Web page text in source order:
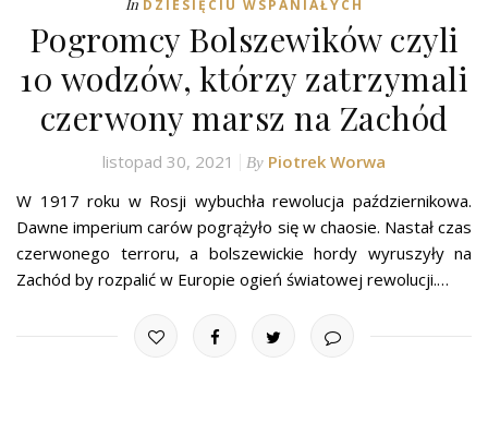
In DZIESIĘCIU WSPANIAŁYCH
Pogromcy Bolszewików czyli
10 wodzów, którzy zatrzymali
czerwony marsz na Zachód
listopad 30, 2021 By Piotrek Worwa
W 1917 roku w Rosji wybuchła rewolucja październikowa.
Dawne imperium carów pogrążyło się w chaosie. Nastał czas
czerwonego terroru, a bolszewickie hordy wyruszyły na
Zachód by rozpalić w Europie ogień światowej rewolucji.…